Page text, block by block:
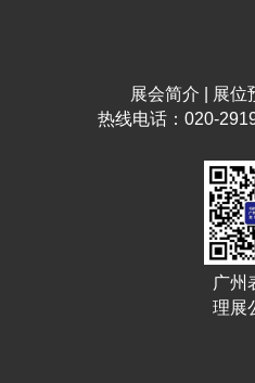
展会简介 展位
热线电话：020-
广州
理展